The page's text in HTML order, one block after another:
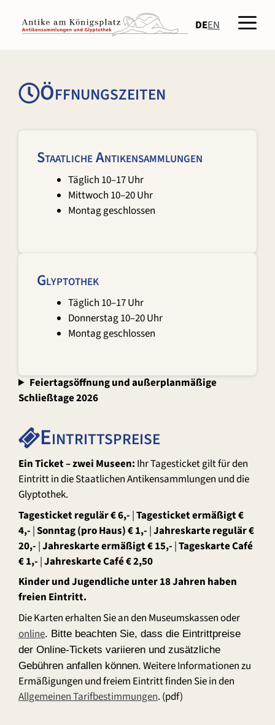
Inhalt
springen
DEEN
Öffnungszeiten
Staatliche Antikensammlungen
Täglich 10–17 Uhr
Mittwoch 10–20 Uhr
Montag geschlossen
Glyptothek
Täglich 10–17 Uhr
Donnerstag 10–20 Uhr
Montag geschlossen
Feiertagsöffnung und außerplanmäßige
Schließtage 2026
Eintrittspreise
Ein Ticket – zwei Museen: Ihr Tagesticket gilt für den
Eintritt in die Staatlichen Antikensammlungen und die
Glyptothek.
Tagesticket regulär € 6,- |Tagesticket ermäßigt €
4,- |Sonntag (pro Haus) € 1,- |Jahreskarte regulär €
20,- |Jahreskarte ermäßigt € 15,- |Tageskarte Café
€ 1,- |Jahreskarte Café € 2,50
Kinder und Jugendliche unter 18 Jahren haben
freien Eintritt.
Die Karten erhalten Sie an den Museumskassen oder
online. Bitte beachten Sie, dass die Eintrittpreise
der Online-Tickets variieren und zusätzliche
Gebühren anfallen können. Weitere Informationen zu
Ermäßigungen und freiem Eintritt finden Sie in den
Allgemeinen Tarifbestimmungen. (pdf)